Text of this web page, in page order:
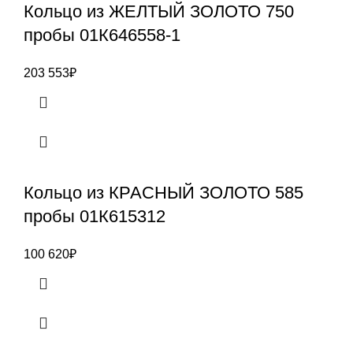
Кольцо из ЖЕЛТЫЙ ЗОЛОТО 750
пробы 01К646558-1
203 553₽
Кольцо из КРАСНЫЙ ЗОЛОТО 585
пробы 01К615312
100 620₽